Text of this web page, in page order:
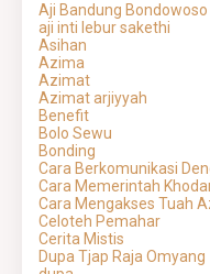
Aji Bandung Bondowoso
aji inti lebur sakethi
Asihan
Azima
Azimat
Azimat arjiyyah
Benefit
Bolo Sewu
Bonding
Cara Berkomunikasi
Cara Memerintah
Cara Mengakses Tuah
Celoteh Pemahar
Cerita Mistis
Dupa Tjap Raja Omyang